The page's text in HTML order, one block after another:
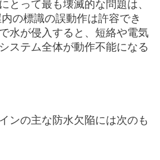
とって最も壊滅的な問題は、
の標識の誤動作は許容でき
水が侵入すると、短絡や電気
ステム全体が動作不能になる
ンの主な防水欠陥には次のも